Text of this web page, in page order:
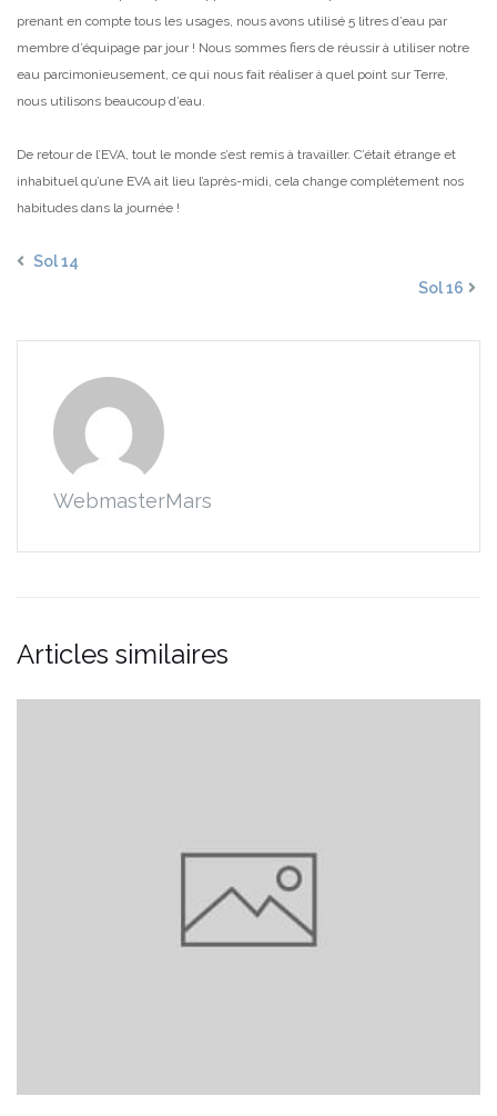
prenant en compte tous les usages, nous avons utilisé 5 litres d’eau par
membre d’équipage par jour ! Nous sommes fiers de réussir à utiliser notre
eau parcimonieusement, ce qui nous fait réaliser à quel point sur Terre,
nous utilisons beaucoup d’eau.
De retour de l’EVA, tout le monde s’est remis à travailler. C’était étrange et
inhabituel qu’une EVA ait lieu l’après-midi, cela change complétement nos
habitudes dans la journée !
Sol 14
Sol 16
WebmasterMars
Articles similaires